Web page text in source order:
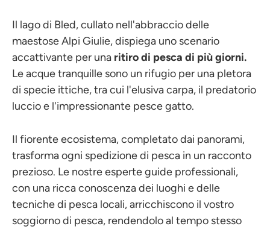
Il lago di Bled, cullato nell'abbraccio delle
maestose Alpi Giulie, dispiega uno scenario
accattivante per una ritiro di pesca di più giorni.
Le acque tranquille sono un rifugio per una pletora
di specie ittiche, tra cui l'elusiva carpa, il predatorio
luccio e l'impressionante pesce gatto.
Il fiorente ecosistema, completato dai panorami,
trasforma ogni spedizione di pesca in un racconto
prezioso. Le nostre esperte guide professionali,
con una ricca conoscenza dei luoghi e delle
tecniche di pesca locali, arricchiscono il vostro
soggiorno di pesca, rendendolo al tempo stesso